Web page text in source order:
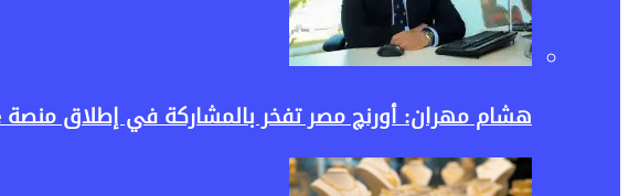
هشام مهران: أورنچ مصر تفخر بالمشاركة في إطلاق منصة Tour4Cure للسياحة الصحية لدعم التحول الرقمي